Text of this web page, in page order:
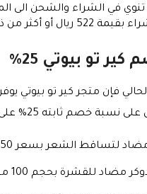
تنوي في الشراء والشحن الى
ريال أو أكثر من ذلك .
تو بيوتي 25%
فإن متجر كير تو بيوتي
اكثر من 65 منتج واليك ابرز هذه المنتجات التي عليها خصومات و تخفيضات :
بسعر 50 درهم بعد الخصم عند استخدام كود خصم كير تو بيوتي .
100 مللي معتمد من اطباء الجلديه بخصم 60 درهم عند استخدام كوبون خصم كير تو بيوتي .